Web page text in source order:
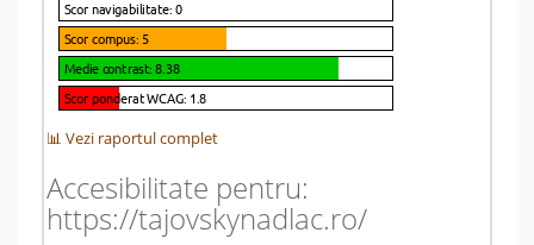
📊 Vezi raportul complet
Accesibilitate pentru:
https://tajovskynadlac.ro/